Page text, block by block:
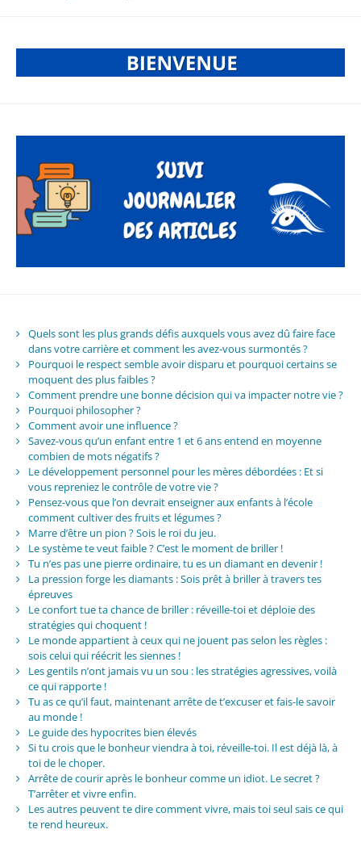
Quels sont les plus grands défis auxquels vous avez dû faire face
dans votre carrière et comment les avez-vous surmontés ?
Pourquoi le respect semble avoir disparu et pourquoi certains se
moquent des plus faibles ?
Comment prendre une bonne décision qui va impacter notre vie ?
Pourquoi philosopher ?
Comment avoir une influence ?
Savez-vous qu’un enfant entre 1 et 6 ans entend en moyenne
combien de mots négatifs ?
Le développement personnel pour les mères débordées : Et si
vous repreniez le contrôle de votre vie ?
Pensez-vous que l’on devrait enseigner aux enfants à l’école
comment cultiver des fruits et légumes ?
Marre d’être un pion ? Sois le roi du jeu.
Le système te veut faible ? C’est le moment de briller !
Tu n’es pas une pierre ordinaire, tu es un diamant en devenir !
La pression forge les diamants : Sois prêt à briller à travers tes
épreuves
Le confort tue ta chance de briller : réveille-toi et déploie des
stratégies qui choquent !
Le monde appartient à ceux qui ne jouent pas selon les règles :
sois celui qui réécrit les siennes !
Les gentils n’ont jamais vu un sou : les stratégies agressives, voilà
ce qui rapporte !
Tu as ce qu’il faut, maintenant arrête de t’excuser et fais-le savoir
au monde !
Le guide des hypocrites bien élevés
Si tu crois que le bonheur viendra à toi, réveille-toi. Il est déjà là, à
toi de le choper.
Arrête de courir après le bonheur comme un idiot. Le secret ?
T’arrêter et vivre enfin.
Les autres peuvent te dire comment vivre, mais toi seul sais ce qui
te rend heureux.